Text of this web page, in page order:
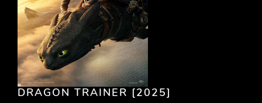
DRAGON TRAINER [2025]